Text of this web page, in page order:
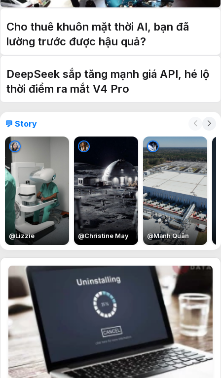
Cho thuê khuôn mặt thời AI, bạn đã
lường trước được hậu quả?
DeepSeek sắp tăng mạnh giá API, hé lộ
thời điểm ra mắt V4 Pro
💬 Story
@Lizzie @Christine May @Mạnh Quân